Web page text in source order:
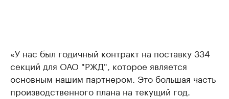
«У нас был годичный контракт на поставку 334
секций для ОАО "РЖД", которое является
основным нашим партнером. Это большая часть
производственного плана на текущий год.